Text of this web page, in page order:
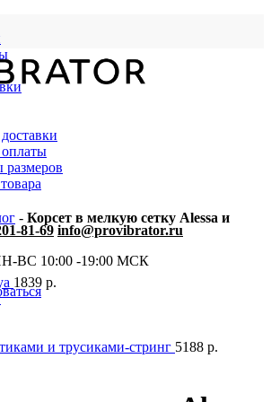
81-69 info@provibrator.ru
ВС 10:00 -19:00 МСК
- Корсет в мелкую сетку Alessa и
1839 р.
и трусиками-стринг 5188 р.